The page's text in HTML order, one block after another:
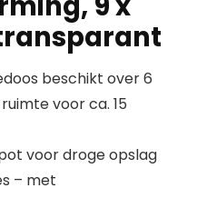
transparant
beschikt over 6
voor ca. 15
voor droge opslag
– met